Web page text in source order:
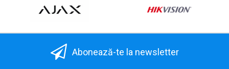
Abonează-te la newsletter